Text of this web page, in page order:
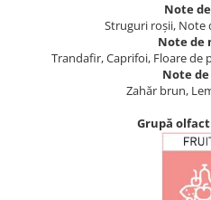
Note
Struguri roșii, Note
Note de
Trandafir, Caprifoi, Floare de
Note de
Zahăr brun,
Grupă